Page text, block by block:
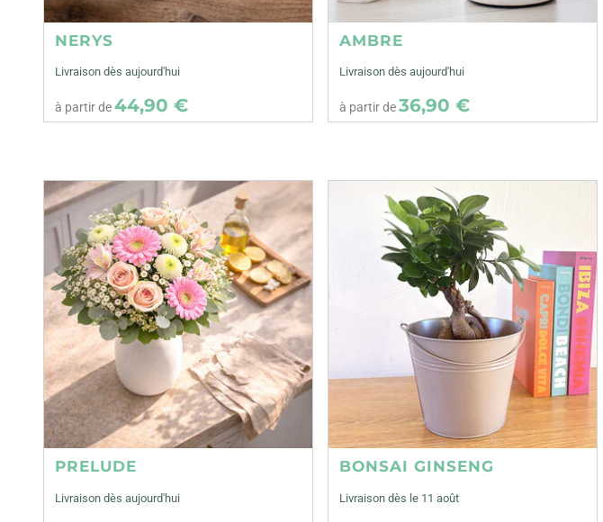
NERYS
Livraison dès aujourd'hui
à partir de44,90 €
AMBRE
Livraison dès aujourd'hui
à partir de36,90 €
PRELUDE
Livraison dès aujourd'hui
BONSAI GINSENG
Livraison dès le 11 août